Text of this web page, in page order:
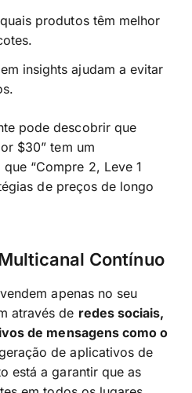
produtos têm melhor
insights ajudam a evitar
pode descobrir que
$30” tem um
“Compre 2, Leve 1
de preços de longo
Contínuo
apenas no seu
através de redes sociais,
de mensagens como o
de aplicativos de
está a garantir que as